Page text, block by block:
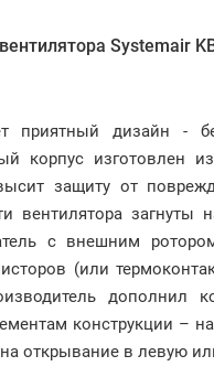
Systemair
приятный дизайн -
корпус изготовлен
защиту от
вентилятора
с внешним
(или
дополнил
конструкции –
открывание в левую